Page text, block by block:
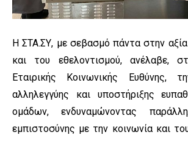
Η ΣΤΑ.ΣΥ, με σεβασμό πάντα στην
και του εθελοντισμού, ανέλαβε,
Εταιρικής Κοινωνικής Ευθύνης,
αλληλεγγύης και υποστήριξης
ομάδων, ενδυναμώνοντας
εμπιστοσύνης με την κοινωνία και